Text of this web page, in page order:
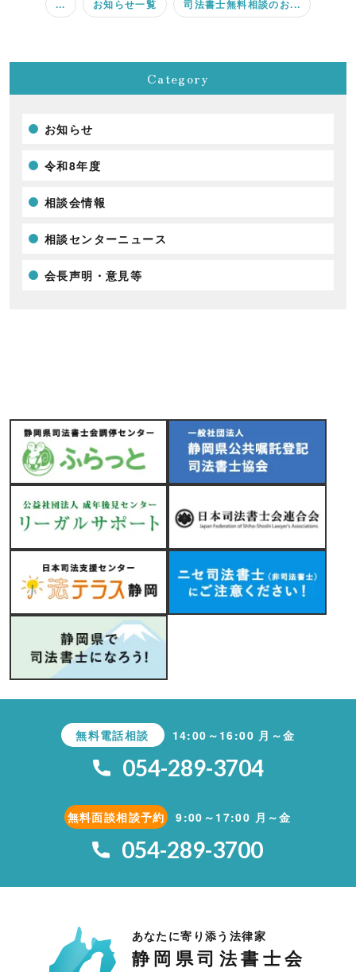
... お知らせ一覧 司法書士無料相談のお...
Category
お知らせ
令和8年度
相談会情報
相談センターニュース
会長声明・意見等
無料電話相談 14:00～16:00 月～金
054-289-3704
無料面談相談予約 9:00～17:00 月～金
054-289-3700
あなたに寄り添う法律家
静岡県司法書士会